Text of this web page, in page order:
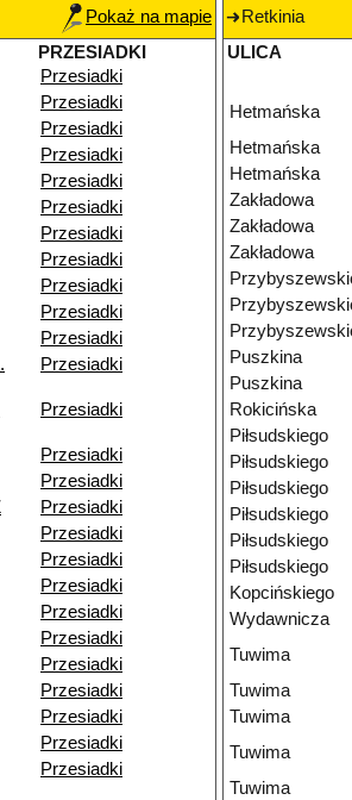
Pokaż na mapie
PRZESIADKI
Przesiadki
Przesiadki
Przesiadki
Przesiadki
Przesiadki
Przesiadki
Przesiadki
Przesiadki
Przesiadki
Przesiadki
Przesiadki
Przesiadki
Przesiadki
Przesiadki
Przesiadki
Przesiadki
Przesiadki
Przesiadki
Przesiadki
Przesiadki
Przesiadki
Przesiadki
Przesiadki
Przesiadki
Przesiadki
Przesiadki
Retkinia
ULICA
Hetmańska
Hetmańska
Hetmańska
Zakładowa
Zakładowa
Zakładowa
Puszkina
Puszkina
Rokicińska
Piłsudskiego
Piłsudskiego
Piłsudskiego
Piłsudskiego
Piłsudskiego
Piłsudskiego
Kopcińskiego
Wydawnicza
Tuwima
Tuwima
Tuwima
Tuwima
Tuwima